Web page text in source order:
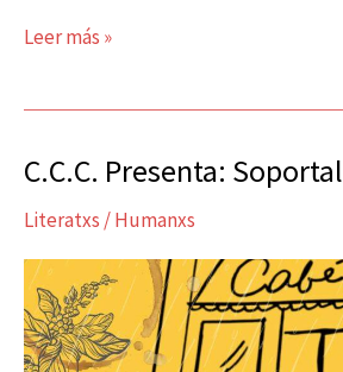
Leer más »
C.C.C. Presenta: Soportal
Literatxs /Humanxs
C.C.C.
Soportal